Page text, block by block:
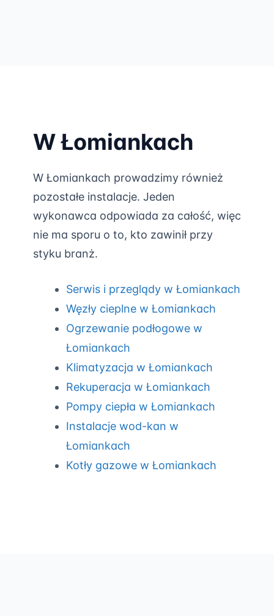
W Łomiankach
W Łomiankach prowadzimy również
pozostałe instalacje. Jeden
wykonawca odpowiada za całość, więc
nie ma sporu o to, kto zawinił przy
styku branż.
Serwis i przeglądy w Łomiankach
Węzły cieplne w Łomiankach
Ogrzewanie podłogowe w
Łomiankach
Klimatyzacja w Łomiankach
Rekuperacja w Łomiankach
Pompy ciepła w Łomiankach
Instalacje wod-kan w
Łomiankach
Kotły gazowe w Łomiankach